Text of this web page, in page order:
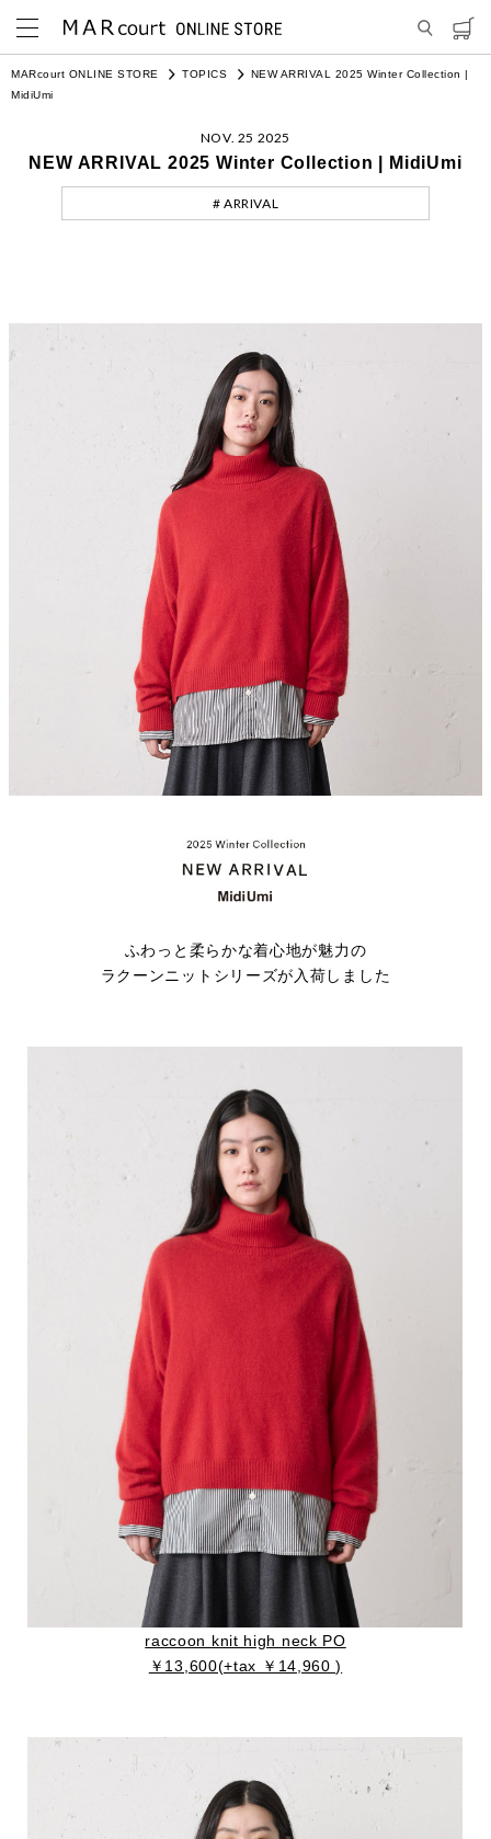
MARcourt ONLINE STORE TOPICS
NEW ARRIVAL 2025 Winter Collection |
MidiUmi
NOV. 25 2025
NEW ARRIVAL 2025 Winter Collection | MidiUmi
# ARRIVAL
ふわっと柔らかな着心地が魅力の
ラクーンニットシリーズが入荷しました
raccoon knit high neck PO
￥13,600(+tax ￥14,960 )